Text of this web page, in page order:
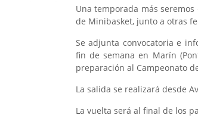
Una temporada más
de Minibasket, junto a otras
Se adjunta convocatoria e
fin de semana en Marín
preparación al Campeonato
La salida se realizará desde
La vuelta será al final de los